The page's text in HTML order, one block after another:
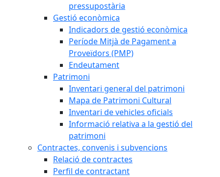
pressupostària
Gestió econòmica
Indicadors de gestió econòmica
Període Mitjà de Pagament a
Proveïdors (PMP)
Endeutament
Patrimoni
Inventari general del patrimoni
Mapa de Patrimoni Cultural
Inventari de vehicles oficials
Informació relativa a la gestió del
patrimoni
Contractes, convenis i subvencions
Relació de contractes
Perfil de contractant